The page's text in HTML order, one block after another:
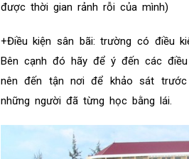
được thời gian rảnh rỗi của mình)
+Điều kiện sân bãi: trường có điều
Bên cạnh đó hãy để ý đến các
nên đến tận nơi để khảo sát
những người đã từng học bằng lái.